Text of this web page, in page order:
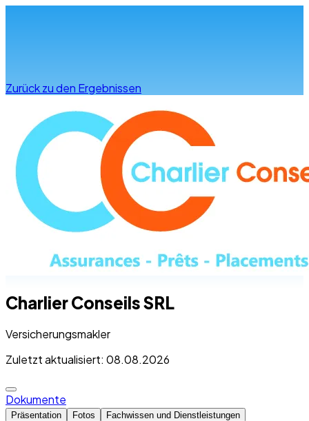
Zurück zu den Ergebnissen
Charlier Conseils SRL
Versicherungsmakler
Zuletzt aktualisiert: 08.08.2026
Dokumente
Präsentation Fotos
Fachwissen und Dienstleistungen